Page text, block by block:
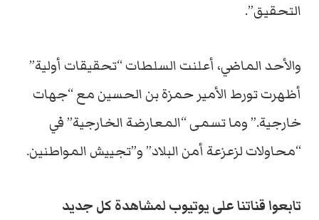
التحقيق”.
والأحد الماضي، أعلنت السلطات “تحقيقات أولية”
أظهرت تورط الأمير حمزة بن الحسين مع “جهات
خارجية.” وما تسمى “المعارضة الخارجية” في
“محاولات لزعزعة أمن البلاد” و”تجييش المواطنين.
تابعوا قناتنا على يوتيوب لمشاهدة كل جديد